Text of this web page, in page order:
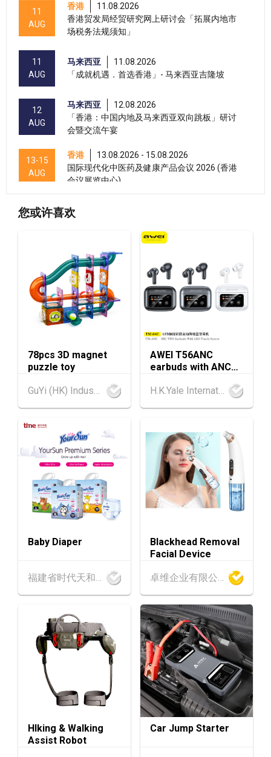
11
AUG
香港
11.08.2026
香港贸发局经贸研究网上研讨会「拓展内地市
场税务法规须知」
11
AUG
马来西亚
11.08.2026
「成就机遇．首选香港」- 马来西亚吉隆坡
12
AUG
马来西亚
12.08.2026
「香港：中国内地及马来西亚双向跳板」研讨
会暨交流午宴
13-15
AUG
香港
13.08.2026 - 15.08.2026
国际现代化中医药及健康产品会议 2026 (香港
会议展览中心)
13-17
香港
香港贸发局美与健生活博览 2026 (香港会议展
AUG
香港
13.08.2026 - 15.08.2026
香港贸发局美食商贸博览 2026 (香港会议展览
中心)
13-15
AUG
香港
13.08.2026 - 15.08.2026
香港贸发局香港国际茶展 2026 (香港会议展览
13-17
AUG
香港
13.08.2026 - 17.08.2026
香港贸发局美食博览 2026 (香港会议展览中心)
13-17
AUG
13.08.2026 - 17.08.2026
览中心)
25-27
AUG
中国内地
25.08.2026 - 27.08.2026
中国国际纺织⾯料及辅料（秋冬）博览会 (202
6年8月25至27日)
26
香港
26.08.2026
「中小企资援组」网络研讨会系列︰AI「资」
动触达全球
1-5
香港
01.09.2026 - 05.09.2026
国际名表荟萃 2026 (香港会议展览中心)
SEP
香港
01.09.2026 - 05.09.2026
香港贸发局香港钟表展 2026 (香港会议展览中
心)
02.09.2026 - 05.09.2026
香港国际时尚汇展 2026 (香港会议展览中心)
SEP
09.09.2026 - 10.09.2026
一带一路高峰论坛2026
您或许喜欢
78pcs 3D magnet
puzzle toy
GuYi (HK) Industrial Co.,Limited
AWEI T56ANC
earbuds with ANC
H.K.Yale International Industry Co., Limited
Baby Diaper
Blackhead Removal
Facial Device
HIking & Walking
Assist Robot
Car Jump Starter